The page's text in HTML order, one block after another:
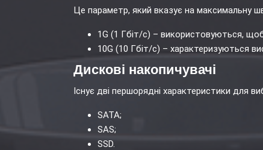
Це параметр, який вказує на максимальну
1G (1 Гбіт/с) – використовуються,
10G (10 Гбіт/с) – характеризуються
Дискові накопичувачі
Існує дві першорядні характеристики для
SATA;
SAS;
SSD.